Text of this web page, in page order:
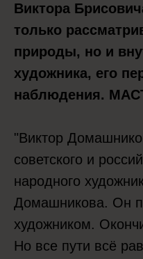
Виктора
только
природы, но и
художника, его
наблюдения.
"Виктор
советского и
народного
Домашникова. Он
художником.
Но все пути всё